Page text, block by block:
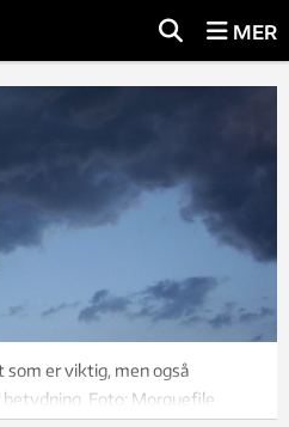
MER
er viktig, men også
Foto: Morguefile.